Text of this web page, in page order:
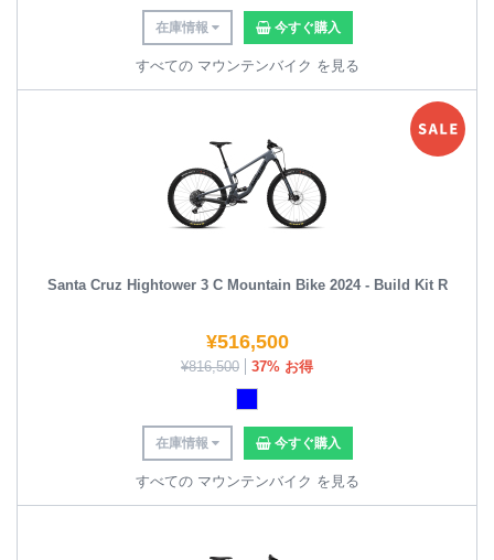
在庫情報 今すぐ購入
すべての マウンテンバイク を見る
Santa Cruz Hightower 3 C Mountain Bike 2024 - Build Kit R
¥516,500
¥816,500 37% お得
在庫情報 今すぐ購入
すべての マウンテンバイク を見る